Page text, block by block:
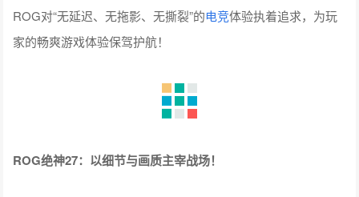
ROG对“无延迟、无拖影、无撕裂”的电竞体验执着追求，为玩
家的畅爽游戏体验保驾护航！
ROG绝神27：以细节与画质主宰战场！